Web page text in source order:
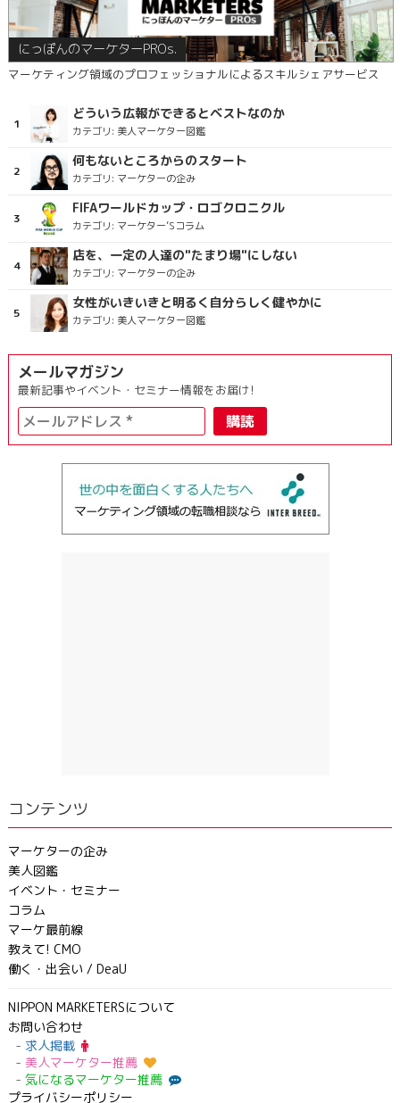
にっぽんのマーケターPROs.
マーケティング領域のプロフェッショナルによるスキルシェアサービス
どういう広報ができるとベストなのか
カテゴリ: 美人マーケター図鑑
何もないところからのスタート
カテゴリ: マーケターの企み
FIFAワールドカップ・ロゴクロニクル
カテゴリ: マーケター’Sコラム
店を、一定の人達の"たまり場"にしない
カテゴリ: マーケターの企み
女性がいきいきと明るく自分らしく健やかに
カテゴリ: 美人マーケター図鑑
メールマガジン
最新記事やイベント・セミナー情報をお届け!
コンテンツ
マーケターの企み
美人図鑑
イベント・セミナー
コラム
マーケ最前線
教えて! CMO
働く・出会い / DeaU
NIPPON MARKETERSについて
お問い合わせ
求人掲載
美人マーケター推薦
気になるマーケター推薦
プライバシーポリシー